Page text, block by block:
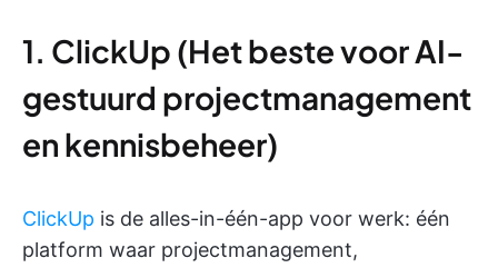
1. ClickUp (Het beste voor AI-
gestuurd projectmanagement
en kennisbeheer)
ClickUp is de alles-in-één-app voor werk: één
platform waar projectmanagement,